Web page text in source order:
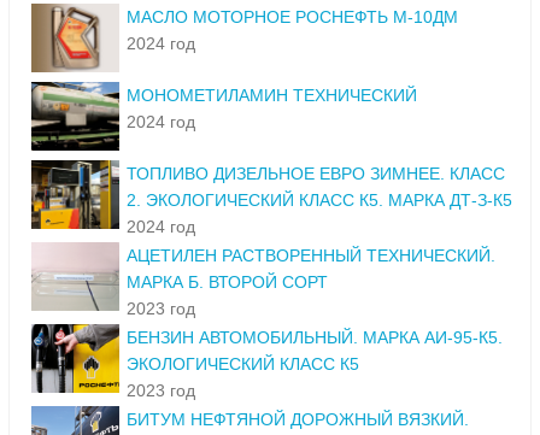
МАСЛО МОТОРНОЕ РОСНЕФТЬ М-10ДМ
2024 год
МОНОМЕТИЛАМИН ТЕХНИЧЕСКИЙ
2024 год
ТОПЛИВО ДИЗЕЛЬНОЕ ЕВРО ЗИМНЕЕ. КЛАСС
2. ЭКОЛОГИЧЕСКИЙ КЛАСС К5. МАРКА ДТ-З-К5
2024 год
АЦЕТИЛЕН РАСТВОРЕННЫЙ ТЕХНИЧЕСКИЙ.
МАРКА Б. ВТОРОЙ СОРТ
2023 год
БЕНЗИН АВТОМОБИЛЬНЫЙ. МАРКА АИ-95-К5.
ЭКОЛОГИЧЕСКИЙ КЛАСС К5
2023 год
БИТУМ НЕФТЯНОЙ ДОРОЖНЫЙ ВЯЗКИЙ.